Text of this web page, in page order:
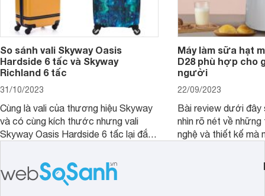
So sánh vali Skyway Oasis
Hardside 6 tấc và Skyway
Richland 6 tấc
31/10/2023
Cùng là vali của thương hiệu Skyway
và có cùng kích thước nhưng vali
Skyway Oasis Hardside 6 tấc lại đắt
triệu đồng.
Máy làm sữa hạt
D28 phù hợp cho
người
22/09/2023
Bài review dưới đây
nhìn rõ nét về những
nghệ và thiết kế mà
thể đưa ra quyết